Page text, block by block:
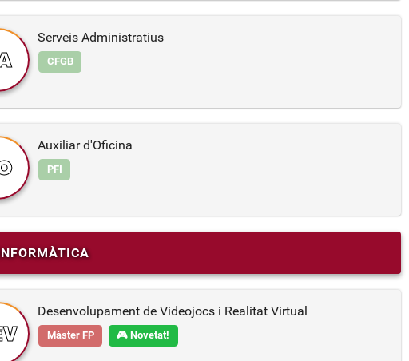
Serveis Administratius
CFGB
Auxiliar d'Oficina
PFI
Desenvolupament de Videojocs i Realitat Virtual
Màster FP 🎮 Novetat!